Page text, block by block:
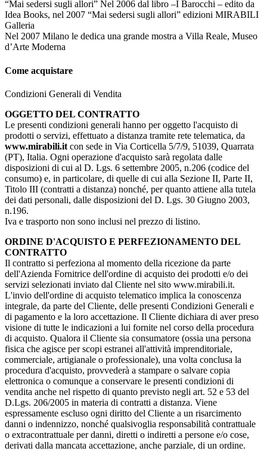
“Mai sedersi sugli allori” Nel 2006 dal libro –I Barocchi – edito da
Idea Books, nel 2007 “Mai sedersi sugli allori” edizioni MIRABILI
Galleria
Nel 2007 Milano le dedica una grande mostra a Villa Reale, Museo
d’Arte Moderna
Come acquistare
Condizioni Generali di Vendita
OGGETTO DEL CONTRATTO
Le presenti condizioni generali hanno per oggetto l'acquisto di
prodotti o servizi, effettuato a distanza tramite rete telematica, da
www.mirabili.it con sede in Via Corticella 5/7/9, 51039, Quarrata
(PT), Italia. Ogni operazione d'acquisto sarà regolata dalle
disposizioni di cui al D. Lgs. 6 settembre 2005, n.206 (codice del
consumo) e, in particolare, di quelle di cui alla Sezione II, Parte II,
Titolo III (contratti a distanza) nonché, per quanto attiene alla tutela
dei dati personali, dalle disposizioni del D. Lgs. 30 Giugno 2003,
n.196.
Iva e trasporto non sono inclusi nel prezzo di listino.
ORDINE D'ACQUISTO E PERFEZIONAMENTO DEL
CONTRATTO
Il contratto si perfeziona al momento della ricezione da parte
dell'Azienda Fornitrice dell'ordine di acquisto dei prodotti e/o dei
servizi selezionati inviato dal Cliente nel sito www.mirabili.it.
L'invio dell'ordine di acquisto telematico implica la conoscenza
integrale, da parte del Cliente, delle presenti Condizioni Generali e
di pagamento e la loro accettazione. Il Cliente dichiara di aver preso
visione di tutte le indicazioni a lui fornite nel corso della procedura
di acquisto. Qualora il Cliente sia consumatore (ossia una persona
fisica che agisce per scopi estranei all'attività imprenditoriale,
commerciale, artigianale o professionale), una volta conclusa la
procedura d'acquisto, provvederà a stampare o salvare copia
elettronica o comunque a conservare le presenti condizioni di
vendita anche nel rispetto di quanto previsto negli art. 52 e 53 del
D.Lgs. 206/2005 in materia di contratti a distanza. Viene
espressamente escluso ogni diritto del Cliente a un risarcimento
danni o indennizzo, nonché qualsivoglia responsabilità contrattuale
o extracontrattuale per danni, diretti o indiretti a persone e/o cose,
derivati dalla mancata accettazione, anche parziale, di un ordine.